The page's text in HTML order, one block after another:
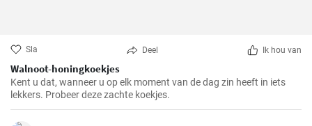
Sla Deel Ik hou van
Walnoot-honingkoekjes
Kent u dat, wanneer u op elk moment van de dag zin heeft in iets
lekkers. Probeer deze zachte koekjes.